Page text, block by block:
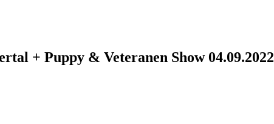
+ Puppy & Veteranen Show 04.09.2022